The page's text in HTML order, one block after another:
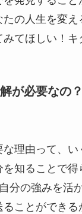
の人生を変
てほしい！キ
が必要なの
理由って、い
を知ることで
分の強みを活
ことができる